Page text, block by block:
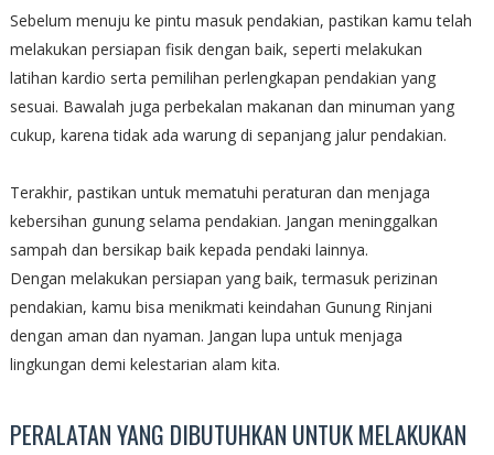
Sebelum menuju ke pintu masuk pendakian, pastikan kamu telah
melakukan persiapan fisik dengan baik, seperti melakukan
latihan kardio serta pemilihan perlengkapan pendakian yang
sesuai. Bawalah juga perbekalan makanan dan minuman yang
cukup, karena tidak ada warung di sepanjang jalur pendakian.
Terakhir, pastikan untuk mematuhi peraturan dan menjaga
kebersihan gunung selama pendakian. Jangan meninggalkan
sampah dan bersikap baik kepada pendaki lainnya.
Dengan melakukan persiapan yang baik, termasuk perizinan
pendakian, kamu bisa menikmati keindahan Gunung Rinjani
dengan aman dan nyaman. Jangan lupa untuk menjaga
lingkungan demi kelestarian alam kita.
PERALATAN YANG DIBUTUHKAN UNTUK MELAKUKAN